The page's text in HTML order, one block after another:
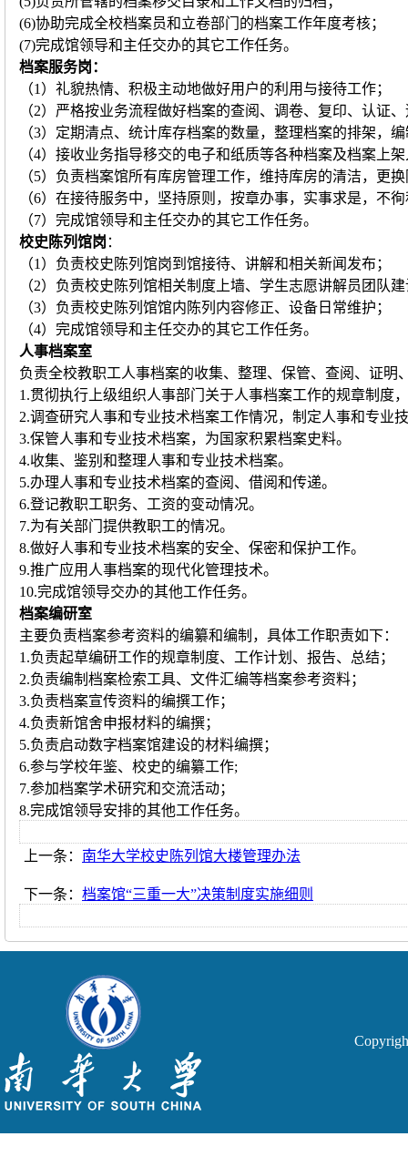
(6)协助完成全校档案员和立卷部门的档案工作年度考核；
(7)完成馆领导和主任交办的其它工作任务。
档案服务岗：
（1）礼貌热情、积极主动地做好用户的利用与接待工作；
（2）严格按业务流程做好档案的查阅、调卷、复印、认证
（3）定期清点、统计库存档案的数量，整理档案的排架，
（4）接收业务指导移交的电子和纸质等各种档案及档案上
（5）负责档案馆所有库房管理工作，维持库房的清洁，更
（6）在接待服务中，坚持原则，按章办事，实事求是，不
（7）完成馆领导和主任交办的其它工作任务。
校史陈列馆岗 ：
（1）负责校史陈列馆岗到馆接待、讲解和相关新闻发布；
（2）负责校史陈列馆相关制度上墙、学生志愿讲解员团队
（3）负责校史陈列馆馆内陈列内容修正、设备日常维护；
（4）完成馆领导和主任交办的其它工作任务。
人事档案室
负责全校教职工人事档案的收集、整理、保管、查阅、证明
1.贯彻执行上级组织人事部门关于人事档案工作的规章制度
2.调查研究人事和专业技术档案工作情况，制定人事和专业
3.保管人事和专业技术档案，为国家积累档案史料。
4.收集、鉴别和整理人事和专业技术档案。
5.办理人事和专业技术档案的查阅、借阅和传递。
6.登记教职工职务、工资的变动情况。
7.为有关部门提供教职工的情况。
8.做好人事和专业技术档案的安全、保密和保护工作。
9.推广应用人事档案的现代化管理技术。
10.完成馆领导交办的其他工作任务。
档案编研室
主要负责档案参考资料的编纂和编制，具体工作职责如下：
1.负责起草编研工作的规章制度、工作计划、报告、总结；
2.负责编制档案检索工具、文件汇编等档案参考资料；
3.负责档案宣传资料的编撰工作；
4.负责新馆舍申报材料的编撰；
5.负责启动数字档案馆建设的材料编撰；
6.参与学校年鉴、校史的编纂工作;
7.参加档案学术研究和交流活动；
8.完成馆领导安排的其他工作任务。
上一条： 南华大学校史陈列馆大楼管理办法
下一条： 档案馆“三重一大”决策制度实施细则